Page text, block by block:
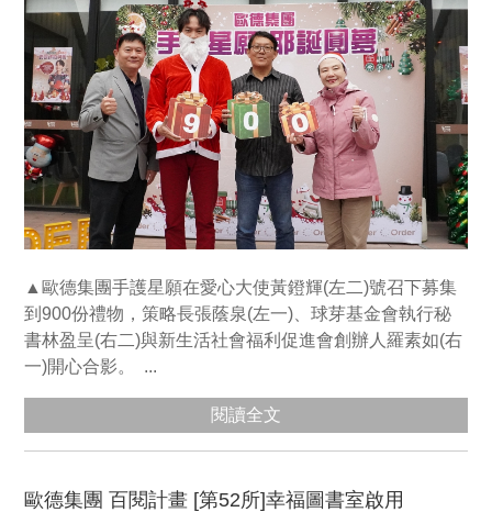
▲歐德集團手護星願在愛心大使黃鐙輝(左二)號召下募集
到900份禮物，策略長張蔭泉(左一)、球芽基金會執行秘
書林盈呈(右二)與新生活社會福利促進會創辦人羅素如(右
一)開心合影。 ...
閱讀全文
歐德集團 百閱計畫 [第52所]幸福圖書室啟用